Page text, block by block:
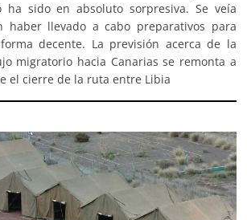
ha sido en absoluto sorpresiva. Se veía
haber llevado a cabo preparativos para
decente. La previsión acerca de la
migratorio hacia Canarias se remonta a
el cierre de la ruta entre Libia